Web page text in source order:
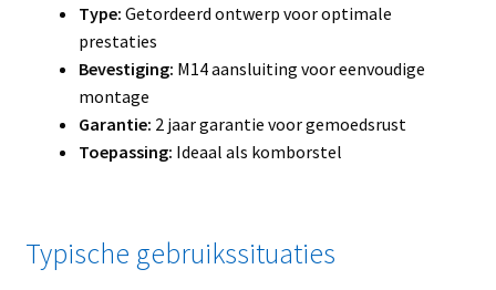
Type: Getordeerd ontwerp voor optimale
prestaties
Bevestiging: M14 aansluiting voor eenvoudige
montage
Garantie: 2 jaar garantie voor gemoedsrust
Toepassing: Ideaal als komborstel
Typische gebruikssituaties